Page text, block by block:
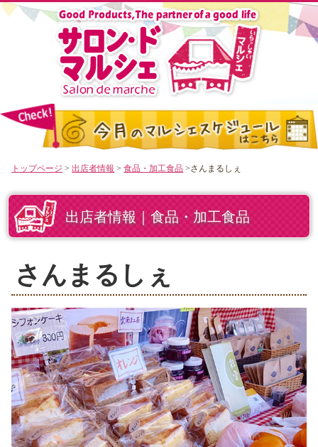
トップページ >出店者情報 >食品・加工食品 >さんまるしぇ
出店者情報｜食品・加工食品
さんまるしぇ